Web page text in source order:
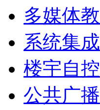
多媒体
系统集成
楼宇自控
公共广播